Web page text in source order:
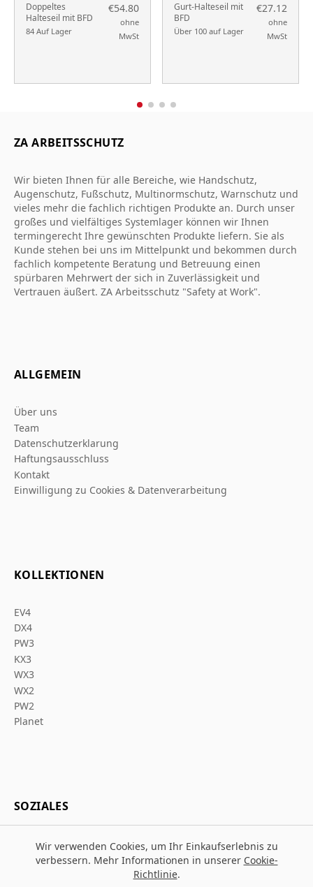
Doppeltes
Halteseil mit BFD
84 Auf Lager
€54.80
ohne
MwSt
Gurt-Halteseil mit
BFD
Über 100 auf Lager
€27.12
ohne
MwSt
ZA ARBEITSSCHUTZ
Wir bieten Ihnen für alle Bereiche, wie Handschutz,
Augenschutz, Fußschutz, Multinormschutz, Warnschutz und
vieles mehr die fachlich richtigen Produkte an. Durch unser
großes und vielfältiges Systemlager können wir Ihnen
termingerecht Ihre gewünschten Produkte liefern. Sie als
Kunde stehen bei uns im Mittelpunkt und bekommen durch
fachlich kompetente Beratung und Betreuung einen
spürbaren Mehrwert der sich in Zuverlässigkeit und
Vertrauen äußert. ZA Arbeitsschutz "Safety at Work".
ALLGEMEIN
Über uns
Team
Datenschutzerklarung
Haftungsausschluss
Kontakt
Einwilligung zu Cookies & Datenverarbeitung
KOLLEKTIONEN
EV4
DX4
PW3
KX3
WX3
WX2
PW2
Planet
SOZIALES
Wir verwenden Cookies, um Ihr Einkaufserlebnis zu
verbessern. Mehr Informationen in unserer Cookie-
Richtlinie.